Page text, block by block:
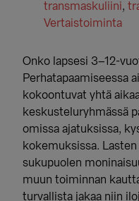
transmaskuliini,
Vertaistoiminta
Onko lapsesi 3–12-
Perhatapaamiseessa
kokoontuvat yhtä
keskusteluryhmässä
omissa ajatuksissa,
kokemuksissa.
sukupuolen
muun toiminnan
turvallista jakaa niin